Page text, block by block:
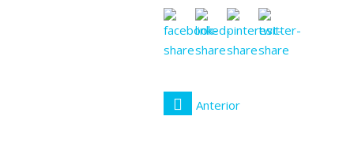
Anterior